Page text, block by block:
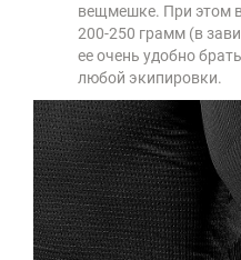
вещмешке. При этом
200-250 грамм (в
ее очень удобно
любой экипировки.